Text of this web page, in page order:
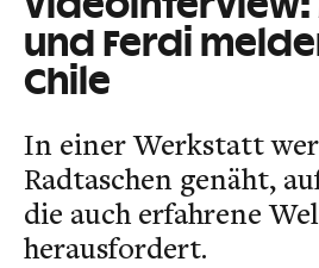
Videointerview:
und Ferdi
Chile
In einer Werkstatt
Radtaschen genäht,
die auch erfahrene
herausfordert.